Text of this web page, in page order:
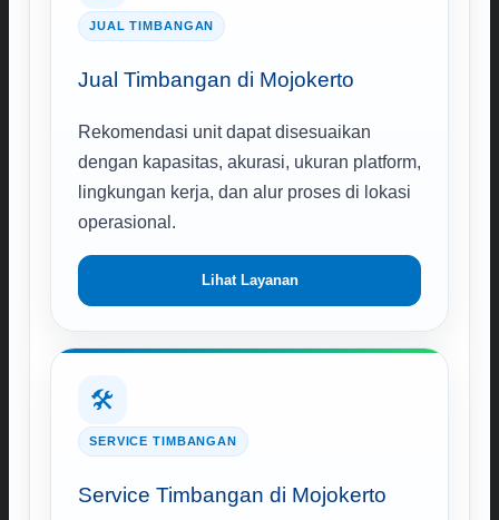
JUAL TIMBANGAN
Jual Timbangan di Mojokerto
Rekomendasi unit dapat disesuaikan
dengan kapasitas, akurasi, ukuran platform,
lingkungan kerja, dan alur proses di lokasi
operasional.
Lihat Layanan
🛠️
SERVICE TIMBANGAN
Service Timbangan di Mojokerto